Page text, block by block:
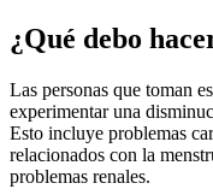
¿Qué debo
Las personas que toman
experimentar una
Esto incluye problemas
relacionados con la
problemas renales.